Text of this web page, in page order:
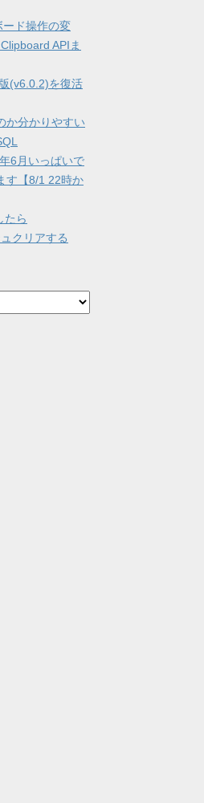
ド操作の変
APIま
(v6.0.2)を復活
か分かりやすい
6月いっぱいで
す【8/1 22時か
たら
クリアする